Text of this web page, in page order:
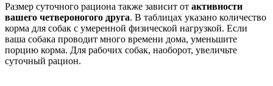
Размер суточного рациона также зависит от активности
вашего четвероногого друга. В таблицах указано количество
корма для собак с умеренной физической нагрузкой. Если
ваша собака проводит много времени дома, уменьшите
порцию корма. Для рабочих собак, наоборот, увеличьте
суточный рацион.